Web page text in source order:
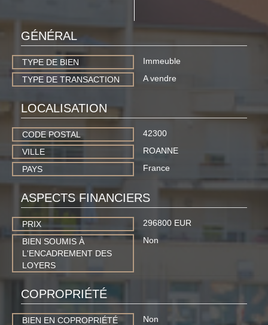
GÉNÉRAL
TYPE DE BIEN
Immeuble
TYPE DE TRANSACTION
A vendre
LOCALISATION
CODE POSTAL
42300
VILLE
ROANNE
PAYS
France
ASPECTS FINANCIERS
PRIX
296800 EUR
BIEN SOUMIS À
L'ENCADREMENT DES
LOYERS
Non
COPROPRIÉTÉ
BIEN EN COPROPRIÉTÉ Non